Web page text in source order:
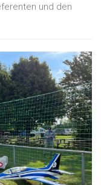
und den